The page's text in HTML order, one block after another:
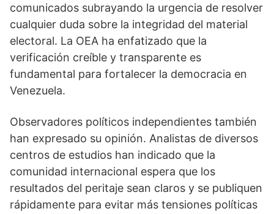
comunicados subrayando la urgencia de resolver
cualquier duda sobre la integridad del material
electoral. La OEA ha enfatizado que la
verificación creíble y transparente es
fundamental para fortalecer la democracia en
Venezuela.
Observadores políticos independientes también
han expresado su opinión. Analistas de diversos
centros de estudios han indicado que la
comunidad internacional espera que los
resultados del peritaje sean claros y se publiquen
rápidamente para evitar más tensiones políticas